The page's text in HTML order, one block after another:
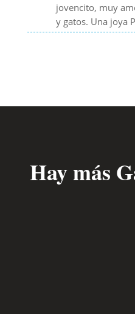
jovencito, muy
y gatos. Una joya
Hay más